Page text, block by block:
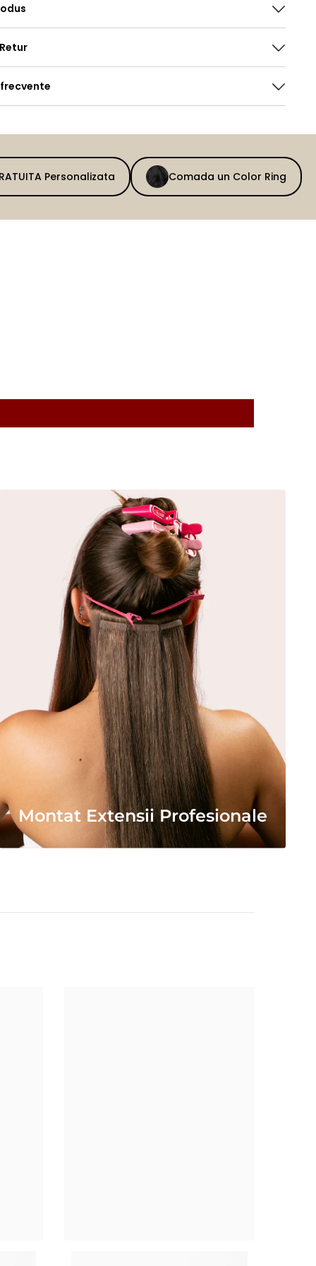
Personalizata Comada un Color Ring
Montat Extensii Profesionale